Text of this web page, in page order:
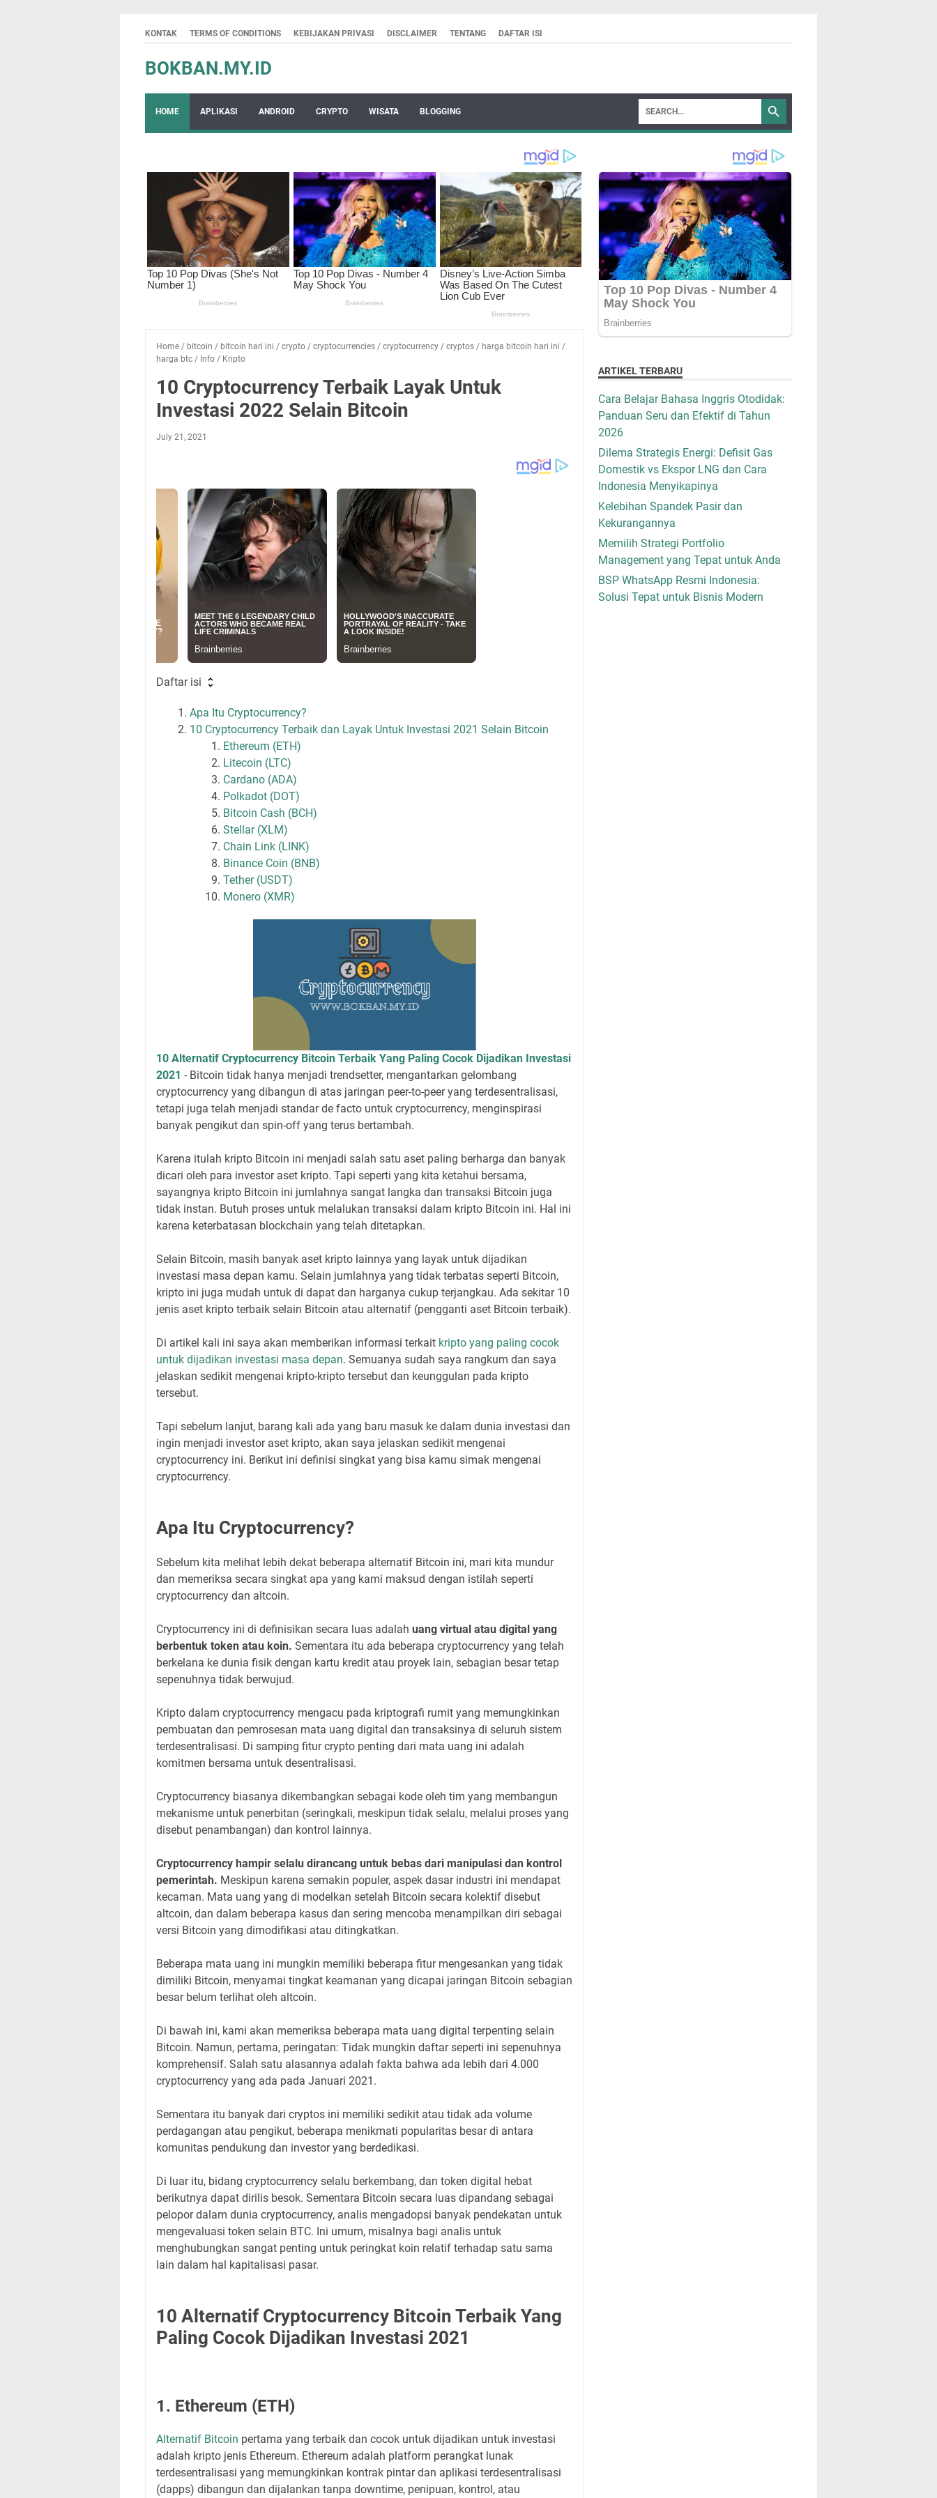
KONTAK TERMS OF CONDITIONS KEBIJAKAN PRIVASI DISCLAIMER TENTANG DAFTAR ISI
BOKBAN.MY.ID
HOME APLIKASI ANDROID CRYPTO WISATA BLOGGING
Home / bitcoin / bitcoin hari ini / crypto / cryptocurrencies / cryptocurrency / cryptos / harga bitcoin hari ini /
harga btc / Info / Kripto
10 Cryptocurrency Terbaik Layak Untuk
Investasi 2022 Selain Bitcoin
July 21, 2021
Daftar isi
Apa Itu Cryptocurrency?
10 Cryptocurrency Terbaik dan Layak Untuk Investasi 2021 Selain Bitcoin
Ethereum (ETH)
Litecoin (LTC)
Cardano (ADA)
Polkadot (DOT)
Bitcoin Cash (BCH)
Stellar (XLM)
Chain Link (LINK)
Binance Coin (BNB)
Tether (USDT)
Monero (XMR)
10 Alternatif Cryptocurrency Bitcoin Terbaik Yang Paling Cocok Dijadikan Investasi
2021 - Bitcoin tidak hanya menjadi trendsetter, mengantarkan gelombang
cryptocurrency yang dibangun di atas jaringan peer-to-peer yang terdesentralisasi,
tetapi juga telah menjadi standar de facto untuk cryptocurrency, menginspirasi
banyak pengikut dan spin-off yang terus bertambah.
Karena itulah kripto Bitcoin ini menjadi salah satu aset paling berharga dan banyak
dicari oleh para investor aset kripto. Tapi seperti yang kita ketahui bersama,
sayangnya kripto Bitcoin ini jumlahnya sangat langka dan transaksi Bitcoin juga
tidak instan. Butuh proses untuk melalukan transaksi dalam kripto Bitcoin ini. Hal ini
karena keterbatasan blockchain yang telah ditetapkan.
Selain Bitcoin, masih banyak aset kripto lainnya yang layak untuk dijadikan
investasi masa depan kamu. Selain jumlahnya yang tidak terbatas seperti Bitcoin,
kripto ini juga mudah untuk di dapat dan harganya cukup terjangkau. Ada sekitar 10
jenis aset kripto terbaik selain Bitcoin atau alternatif (pengganti aset Bitcoin terbaik).
Di artikel kali ini saya akan memberikan informasi terkait kripto yang paling cocok
untuk dijadikan investasi masa depan. Semuanya sudah saya rangkum dan saya
jelaskan sedikit mengenai kripto-kripto tersebut dan keunggulan pada kripto
tersebut.
Tapi sebelum lanjut, barang kali ada yang baru masuk ke dalam dunia investasi dan
ingin menjadi investor aset kripto, akan saya jelaskan sedikit mengenai
cryptocurrency ini. Berikut ini definisi singkat yang bisa kamu simak mengenai
cryptocurrency.
Apa Itu Cryptocurrency?
Sebelum kita melihat lebih dekat beberapa alternatif Bitcoin ini, mari kita mundur
dan memeriksa secara singkat apa yang kami maksud dengan istilah seperti
cryptocurrency dan altcoin.
Cryptocurrency ini di definisikan secara luas adalah uang virtual atau digital yang
berbentuk token atau koin. Sementara itu ada beberapa cryptocurrency yang telah
berkelana ke dunia fisik dengan kartu kredit atau proyek lain, sebagian besar tetap
sepenuhnya tidak berwujud.
Kripto dalam cryptocurrency mengacu pada kriptografi rumit yang memungkinkan
pembuatan dan pemrosesan mata uang digital dan transaksinya di seluruh sistem
terdesentralisasi. Di samping fitur crypto penting dari mata uang ini adalah
komitmen bersama untuk desentralisasi.
Cryptocurrency biasanya dikembangkan sebagai kode oleh tim yang membangun
mekanisme untuk penerbitan (seringkali, meskipun tidak selalu, melalui proses yang
disebut penambangan) dan kontrol lainnya.
Cryptocurrency hampir selalu dirancang untuk bebas dari manipulasi dan kontrol
pemerintah. Meskipun karena semakin populer, aspek dasar industri ini mendapat
kecaman. Mata uang yang di modelkan setelah Bitcoin secara kolektif disebut
altcoin, dan dalam beberapa kasus dan sering mencoba menampilkan diri sebagai
versi Bitcoin yang dimodifikasi atau ditingkatkan.
Beberapa mata uang ini mungkin memiliki beberapa fitur mengesankan yang tidak
dimiliki Bitcoin, menyamai tingkat keamanan yang dicapai jaringan Bitcoin sebagian
besar belum terlihat oleh altcoin.
Di bawah ini, kami akan memeriksa beberapa mata uang digital terpenting selain
Bitcoin. Namun, pertama, peringatan: Tidak mungkin daftar seperti ini sepenuhnya
komprehensif. Salah satu alasannya adalah fakta bahwa ada lebih dari 4.000
cryptocurrency yang ada pada Januari 2021.
Sementara itu banyak dari cryptos ini memiliki sedikit atau tidak ada volume
perdagangan atau pengikut, beberapa menikmati popularitas besar di antara
komunitas pendukung dan investor yang berdedikasi.
Di luar itu, bidang cryptocurrency selalu berkembang, dan token digital hebat
berikutnya dapat dirilis besok. Sementara Bitcoin secara luas dipandang sebagai
pelopor dalam dunia cryptocurrency, analis mengadopsi banyak pendekatan untuk
mengevaluasi token selain BTC. Ini umum, misalnya bagi analis untuk
menghubungkan sangat penting untuk peringkat koin relatif terhadap satu sama
lain dalam hal kapitalisasi pasar.
10 Alternatif Cryptocurrency Bitcoin Terbaik Yang
Paling Cocok Dijadikan Investasi 2021
1. Ethereum (ETH)
Alternatif Bitcoin pertama yang terbaik dan cocok untuk dijadikan untuk investasi
adalah kripto jenis Ethereum. Ethereum adalah platform perangkat lunak
terdesentralisasi yang memungkinkan kontrak pintar dan aplikasi terdesentralisasi
(dapps) dibangun dan dijalankan tanpa downtime, penipuan, kontrol, atau
ARTIKEL TERBARU
Cara Belajar Bahasa Inggris Otodidak:
Panduan Seru dan Efektif di Tahun
2026
Dilema Strategis Energi: Defisit Gas
Domestik vs Ekspor LNG dan Cara
Indonesia Menyikapinya
Kelebihan Spandek Pasir dan
Kekurangannya
Memilih Strategi Portfolio
Management yang Tepat untuk Anda
BSP WhatsApp Resmi Indonesia:
Solusi Tepat untuk Bisnis Modern